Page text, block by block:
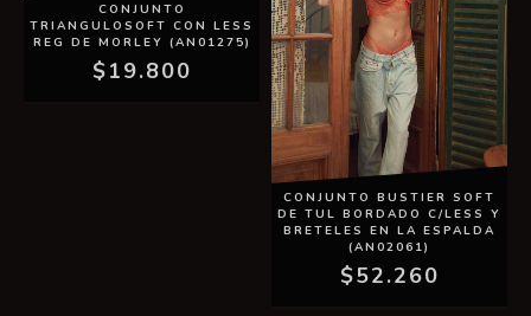
CONJUNTO
TRIANGULOSOFT CON LESS
REG DE MORLEY (AN01275)
$19.800
CONJUNTO BUSTIER SOFT
DE TUL BORDADO C/LESS Y
BRETELES EN LA ESPALDA
(AN02061)
$52.260